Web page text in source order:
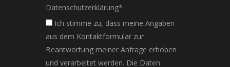
Datenschutzerklärung*
Ich stimme zu, dass meine Angaben
aus dem Kontaktformular zur
Beantwortung meiner Anfrage erhoben
und verarbeitet werden. Die Daten